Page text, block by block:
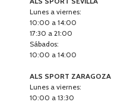
Lunes a viernes:
10:00 a 14:00
17:30 a 21:00
Sábados:
10:00 a 14:00
ALS SPORT ZARAGOZA
Lunes a viernes:
10:00 a 13:30